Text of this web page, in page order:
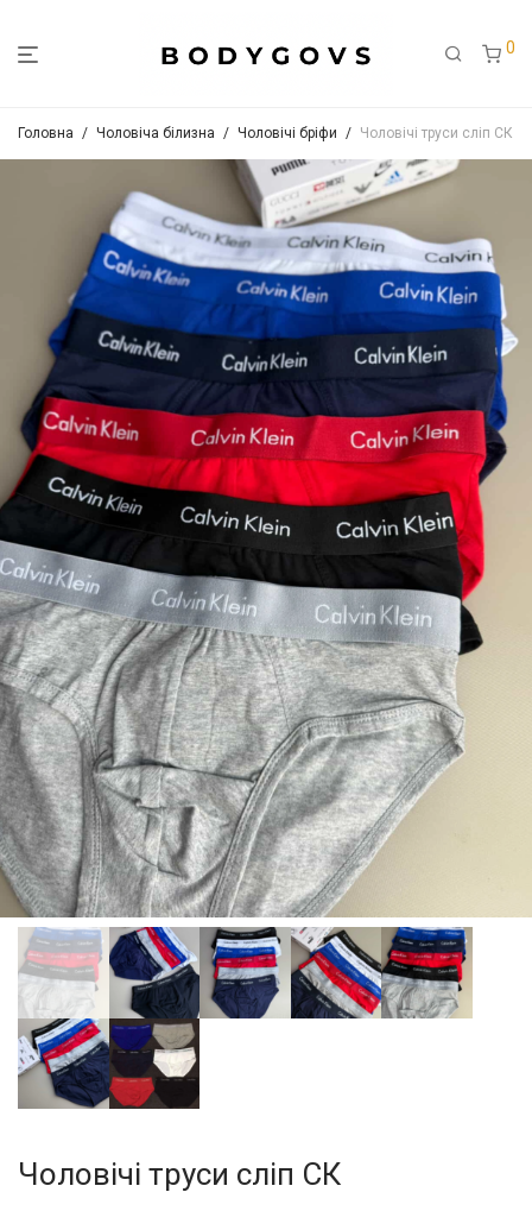
0
Головна / Чоловіча білизна / Чоловічі бріфи / Чоловічі труси сліп СК
Чоловічі труси сліп СК